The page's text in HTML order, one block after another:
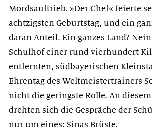
Mordsauftrieb. »Der Chef« feierte
achtzigsten Geburtstag, und ein
daran Anteil. Ein ganzes Land?
Schulhof einer rund vierhundert
entfernten, südbayerischen
Ehrentag des Weltmeistertrainers
nicht die geringste Rolle. An
drehten sich die Gespräche der
nur um eines: Sinas Brüste.